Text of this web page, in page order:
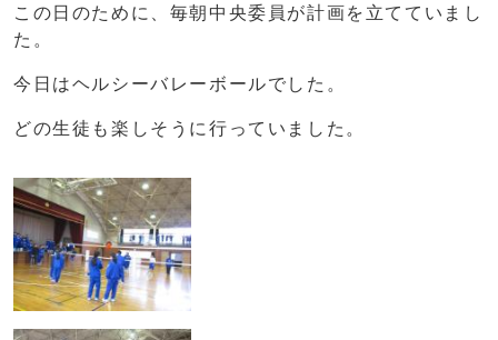
この日のために、毎朝中央委員が計画を立てていまし
た。
今日はヘルシーバレーボールでした。
どの生徒も楽しそうに行っていました。